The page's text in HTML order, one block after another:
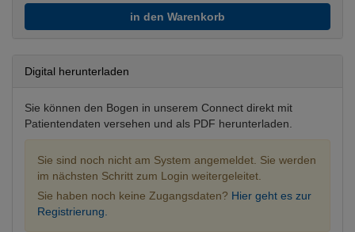
in den Warenkorb
Digital herunterladen
Sie können den Bogen in unserem Connect direkt mit
Patientendaten versehen und als PDF herunterladen.
Sie sind noch nicht am System angemeldet. Sie werden
im nächsten Schritt zum Login weitergeleitet.
Sie haben noch keine Zugangsdaten? Hier geht es zur
Registrierung.